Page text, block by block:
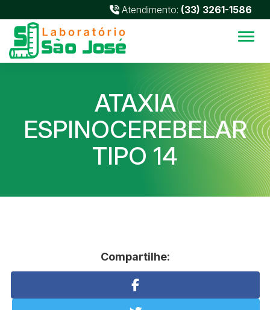
Atendimento: (33) 3261-1586
ATAXIA
ESPINOCEREBELAR
TIPO 14
Compartilhe: